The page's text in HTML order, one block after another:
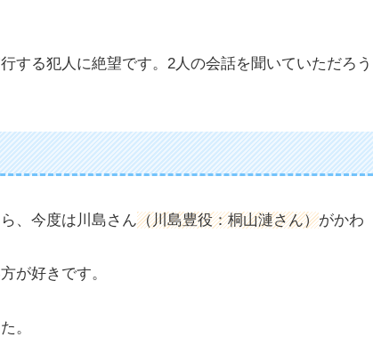
する犯人に絶望です。2人の会話を聞いていただろう
、今度は川島さん（川島豊役：桐山漣さん）がかわ
が好きです。
。